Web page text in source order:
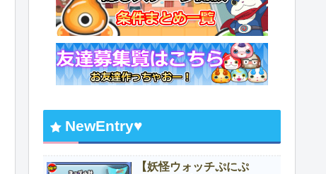
NewEntry♥
【妖怪ウォッチぷにぷ